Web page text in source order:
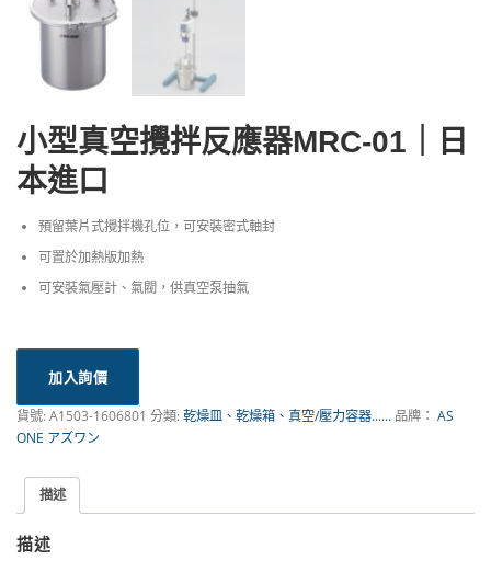
小型真空攪拌反應器MRC-01｜日
本進口
預留葉片式攪拌機孔位，可安裝密式軸封
可置於加熱版加熱
可安裝氣壓計、氣閥，供真空泵抽氣
加入詢價
貨號:A1503-1606801 分類:乾燥皿、乾燥箱、真空/壓力容器...... 品牌： AS
ONE アズワン
描述
描述